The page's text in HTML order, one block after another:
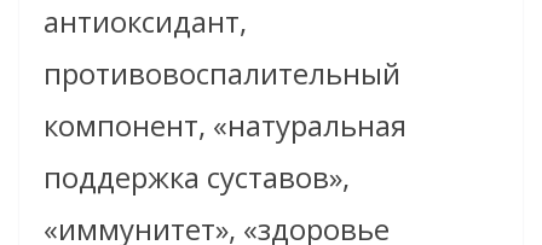
антиоксидант,
противовоспалительный
компонент, «натуральная
поддержка суставов»,
«иммунитет», «здоровье